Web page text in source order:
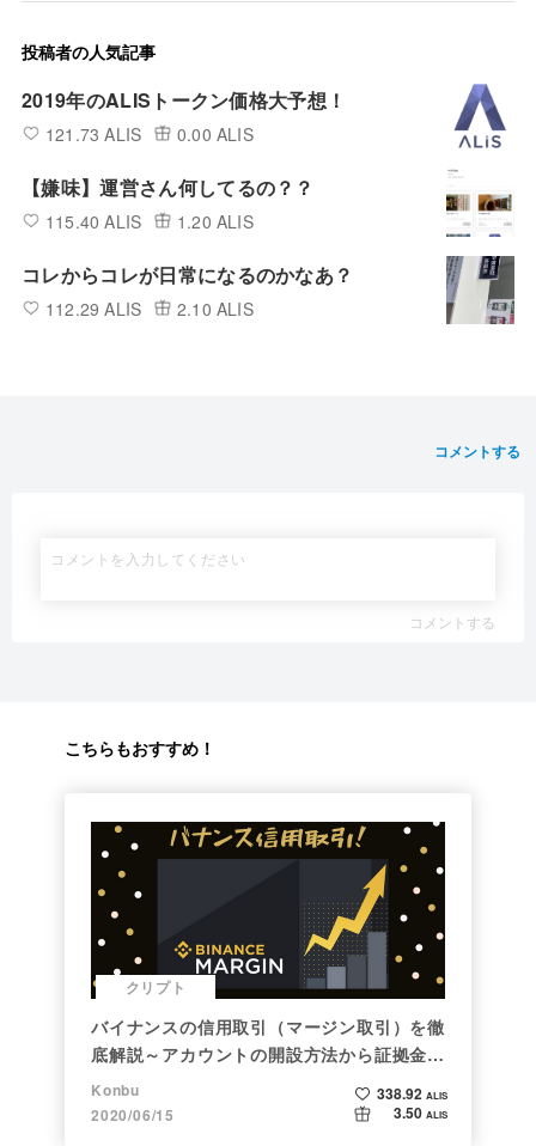
投稿者の人気記事
2019年のALISトークン価格大予想！
121.73 ALIS 0.00 ALIS
【嫌味】運営さん何してるの？？
115.40 ALIS 1.20 ALIS
コレからコレが日常になるのかなあ？
112.29 ALIS 2.10 ALIS
コメントする
コメントする
こちらもおすすめ！
クリプト
バイナンスの信用取引（マージン取引）を徹
底解説～アカウントの開設方法から証拠金計
算例まで～
Konbu
2020/06/15
338.92 ALIS
3.50 ALIS